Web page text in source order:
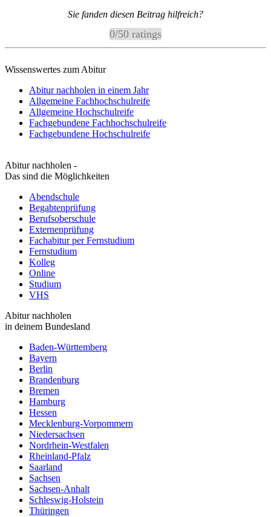
Sie fanden diesen Beitrag hilfreich?
0/50 ratings
Wissenswertes zum Abitur
Abitur nachholen in einem Jahr
Allgemeine Fachhochschulreife
Allgemeine Hochschulreife
Fachgebundene Fachhochschulreife
Fachgebundene Hochschulreife
Abitur nachholen -
Das sind die Möglichkeiten
Abendschule
Begabtenprüfung
Berufsoberschule
Externenprüfung
Fachabitur per Fernstudium
Fernstudium
Kolleg
Online
Studium
VHS
Abitur nachholen
in deinem Bundesland
Baden-Württemberg
Bayern
Berlin
Brandenburg
Bremen
Hamburg
Hessen
Mecklenburg-Vorpommern
Niedersachsen
Nordrhein-Westfalen
Rheinland-Pfalz
Saarland
Sachsen
Sachsen-Anhalt
Schleswig-Holstein
Thüringen